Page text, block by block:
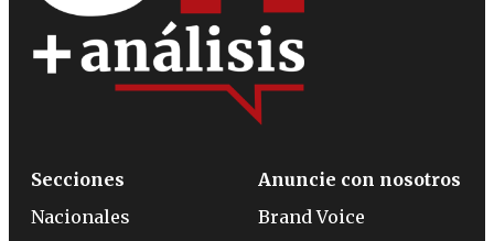
Secciones
Nacionales
Anuncie con nosotros
Brand Voice